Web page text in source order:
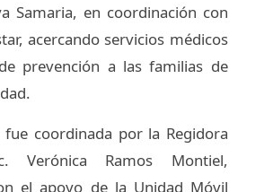
Samaria, en coordinación con
acercando servicios médicos
prevención a las familias de
fue coordinada por la Regidora
Verónica Ramos Montiel,
el apoyo de la Unidad Móvil